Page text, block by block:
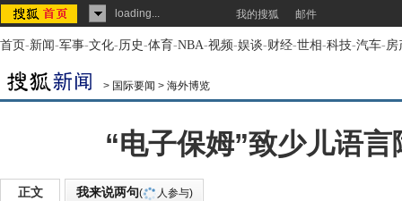
loading... 我的搜狐 邮件
首页-新闻-军事-文化-历史-体育-NBA-视频-娱谈-财经-世相-科技-汽车-房
> 国际要闻 > 海外博览
“电子保姆”致少儿语言
正文 我来说两句( 人参与)